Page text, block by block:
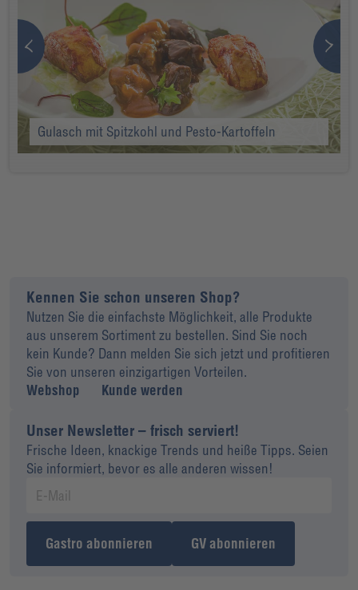
Gulasch mit Spitzkohl und Pesto-Kartoffeln
Kennen Sie schon unseren Shop?
Nutzen Sie die einfachste Möglichkeit, alle Produkte
aus unserem Sortiment zu bestellen. Sind Sie noch
kein Kunde? Dann melden Sie sich jetzt und profitieren
Sie von unseren einzigartigen Vorteilen.
Webshop
Kunde werden
Unser Newsletter – frisch serviert!
Frische Ideen, knackige Trends und heiße Tipps. Seien
Sie informiert, bevor es alle anderen wissen!
Gastro abonnieren GV abonnieren